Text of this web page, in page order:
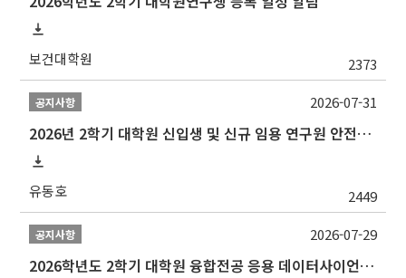
보건대학원 2373
공지사항
2026년 2학기 대학원 신입생 및 신규 임용 연구원 안전환경교육(신규교육) 실시 안내
유동호 2449
2026-07-31
공지사항
2026학년도 2학기 대학원 융합전공 응용 데이터사이언스 선발 계획 알림
2026-07-29